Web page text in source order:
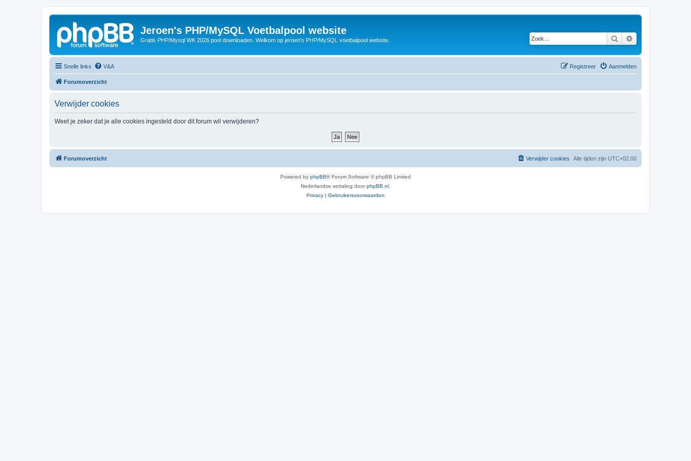
Jeroen's PHP/MySQL Voetbalpool website
Gratis PHP/Mysql WK 2026 pool downloaden. Welkom op jeroen's PHP/MySQL voetbalpool website. Zoek
Snelle links V&A Aanmelden
Registreer
Forumoverzicht
Verwijder cookies
Weet je zeker dat je alle cookies ingesteld door dit forum wil verwijderen?
Forumoverzicht Alle tijden zijn UTC+02:00
Verwijder cookies
Powered by phpBB® Forum Software © phpBB Limited
Nederlandse vertaling doorphpBB.nl
Privacy | Gebruikersvoorwaarden